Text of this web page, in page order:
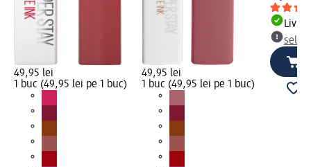
49,95 lei
1 buc (49,95 lei pe 1 buc)
49,95 lei
1 buc (49,95 lei pe 1 buc)